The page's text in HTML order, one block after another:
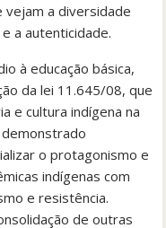
vejam a diversidade
a autenticidade.
à educação básica,
da lei 11.645/08, que
e cultura indígena na
o protagonismo e
indígenas com
e resistência.
de outras